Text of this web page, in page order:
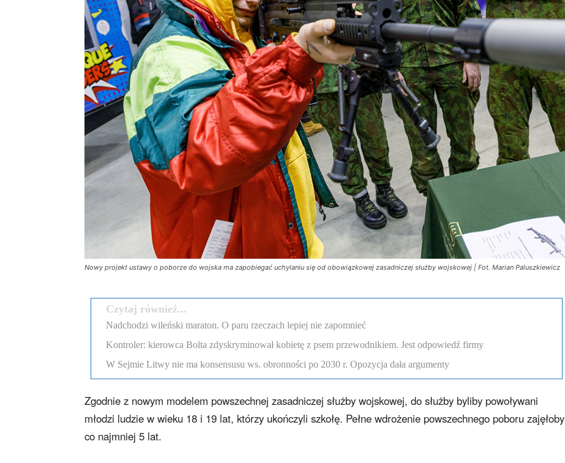
Nowy projekt ustawy o poborze do wojska ma zapobiegać uchylaniu się od obowiązkowej zasadniczej służby wojskowej | Fot. Marian Paluszkiewicz
Czytaj również...
Nadchodzi wileński maraton. O paru rzeczach lepiej nie zapomnieć
Kontroler: kierowca Bolta zdyskryminował kobietę z psem przewodnikiem. Jest odpowiedź firmy
W Sejmie Litwy nie ma konsensusu ws. obronności po 2030 r. Opozycja dała argumenty
Zgodnie z nowym modelem powszechnej zasadniczej służby wojskowej, do służby byliby powoływani
młodzi ludzie w wieku 18 i 19 lat, którzy ukończyli szkołę. Pełne wdrożenie powszechnego poboru zajęłoby
co najmniej 5 lat.